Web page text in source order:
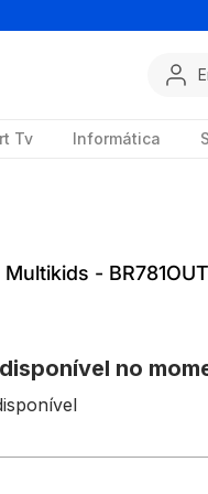
Tv Informática
- BR781OUT
no